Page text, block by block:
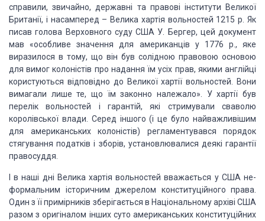
справили, звичайно, державні та правові інститути Великої
Британії, і насамперед – Велика хартія вольностей 1215 р. Як
писав голова Верховного суду США У. Бергер, цей документ
мав «особливе значення для американців у 1776 р., яке
виразилося в тому, що він був солідною правовою основою
для вимог колоністів про надання їм усіх прав, якими англійці
користуються відповідно до Великої хартії вольностей. Вони
вимагали лише те, що їм законно належало». У хартії був
перелік вольностей і гарантій, які стримували сваволю
королівської влади. Серед іншого (і це було найважливішим
для американських колоністів) регламентувався порядок
стягування податків і зборів, установлювалися деякі гарантії
правосуддя.
І в наші дні Велика хартія вольностей вважається у США не­
формальним історичним джерелом конституційного права.
Один з її примірників зберігається в Національному архіві США
разом з оригіналом інших суто американських конституційних